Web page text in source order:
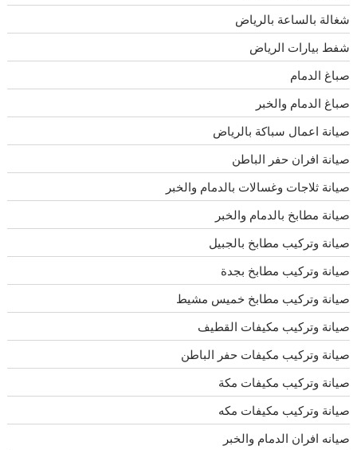
شغالة بالساعة بالرياض
شفط بيارات الرياض
صباغ الدمام
صباغ الدمام والخبر
صيانة اعمال سباكة بالرياض
صيانة افران حفر الباطن
صيانة ثلاجات وغسالات بالدمام والخبر
صيانة مطابخ بالدمام والخبر
صيانة وتركيب مطابخ بالجبيل
صيانة وتركيب مطابخ بجدة
صيانة وتركيب مطابخ خميس مشيط
صيانة وتركيب مكيفات القطيف
صيانة وتركيب مكيفات حفر الباطن
صيانة وتركيب مكيفات مكة
صيانة وتركيب مكيفات مكه
صيانه افران الدمام والخبر